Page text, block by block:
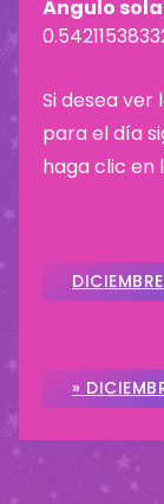
Ángulo
Si desea ver
para el día
haga clic en
»